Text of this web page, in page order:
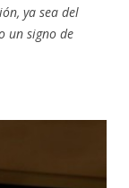
ya sea del
un signo de